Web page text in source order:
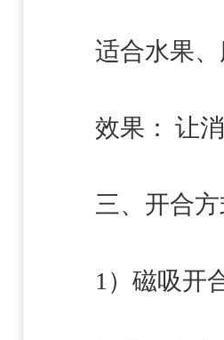
适合水果、
效果： 让消
三、开合方
1）磁吸开